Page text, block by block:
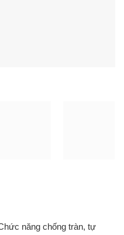
năng chống tràn, tự